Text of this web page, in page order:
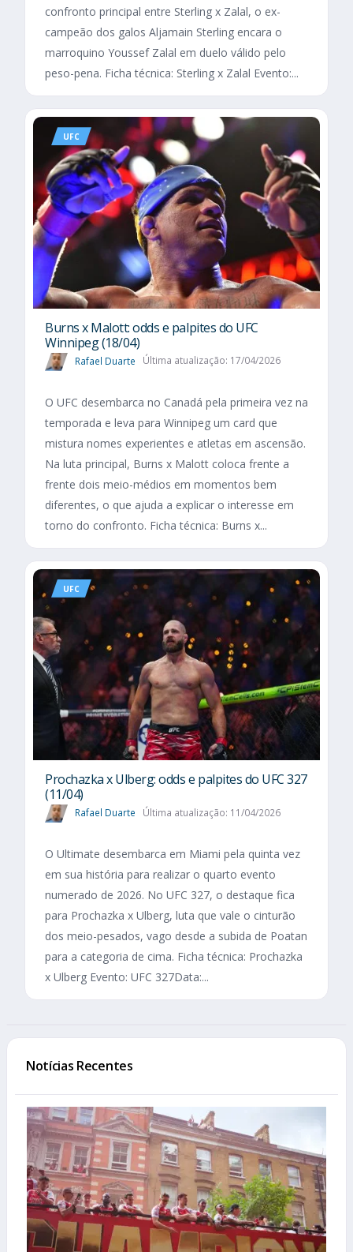
confronto principal entre Sterling x Zalal, o ex-
campeão dos galos Aljamain Sterling encara o
marroquino Youssef Zalal em duelo válido pelo
peso-pena. Ficha técnica: Sterling x Zalal Evento:...
UFC
Burns x Malott: odds e palpites do UFC
Winnipeg (18/04)
Rafael Duarte Última atualização: 17/04/2026
O UFC desembarca no Canadá pela primeira vez na
temporada e leva para Winnipeg um card que
mistura nomes experientes e atletas em ascensão.
Na luta principal, Burns x Malott coloca frente a
frente dois meio-médios em momentos bem
diferentes, o que ajuda a explicar o interesse em
torno do confronto. Ficha técnica: Burns x...
UFC
Prochazka x Ulberg: odds e palpites do UFC 327
(11/04)
Rafael Duarte Última atualização: 11/04/2026
O Ultimate desembarca em Miami pela quinta vez
em sua história para realizar o quarto evento
numerado de 2026. No UFC 327, o destaque fica
para Prochazka x Ulberg, luta que vale o cinturão
dos meio-pesados, vago desde a subida de Poatan
para a categoria de cima. Ficha técnica: Prochazka
x Ulberg Evento: UFC 327Data:...
Notícias Recentes